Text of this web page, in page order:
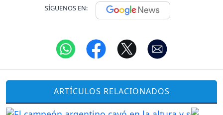
SÍGUENOS EN:
ARTÍCULOS RELACIONADOS